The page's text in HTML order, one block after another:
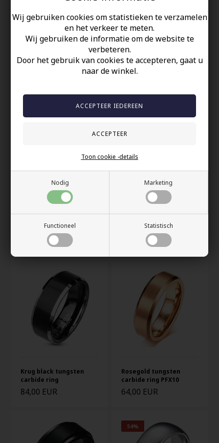
Wij gebruiken cookies om statistieken te verzamelen
en het verkeer te meten.
Wij gebruiken de informatie om de website te
verbeteren.
Door het gebruik van cookies te accepteren, gaat u
naar de winkel.
Nodig Marketing
Functioneel Statistisch
Toon cookie -details
Gouden wolfraam ring
ring met glans en rand
81,00 EUR 67,00 EUR
Krug black tungsten
carbide ring
84,00 EUR
Rosegold tungsten
carbide ring PFX10
64,00 EUR
54%